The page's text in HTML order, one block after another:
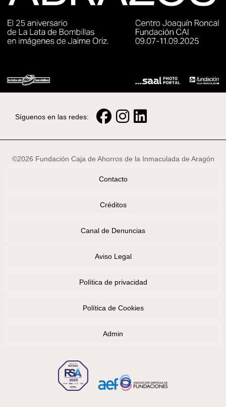
Síguenos en las redes:
©2026 Fundación Caja de Ahorros de la Inmaculada de Aragón
Contacto
Créditos
Canal de Denuncias
Aviso Legal
Política de privacidad
Política de Cookies
Admin